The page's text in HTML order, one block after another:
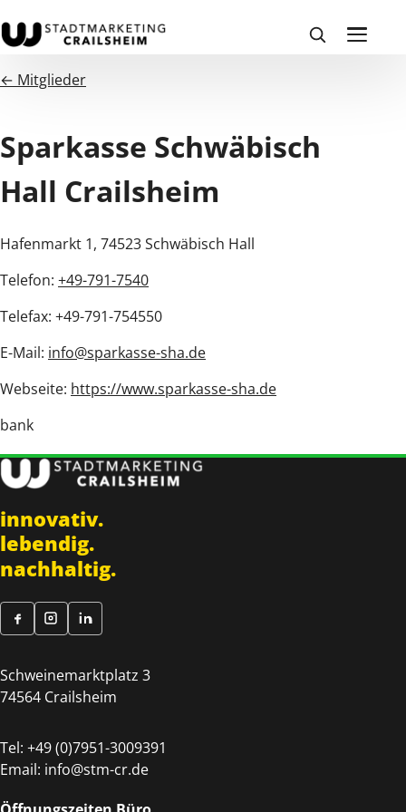
← Mitglieder
Sparkasse Schwäbisch
Hall Crailsheim
Hafenmarkt 1, 74523 Schwäbisch Hall
Telefon: +49-791-7540
Telefax: +49-791-754550
E-Mail: info@sparkasse-sha.de
Webseite: https://www.sparkasse-sha.de
bank
innovativ.
lebendig.
nachhaltig.
Schweinemarktplatz 3
74564 Crailsheim
Tel: +49 (0)7951-3009391
Email: info@stm-cr.de